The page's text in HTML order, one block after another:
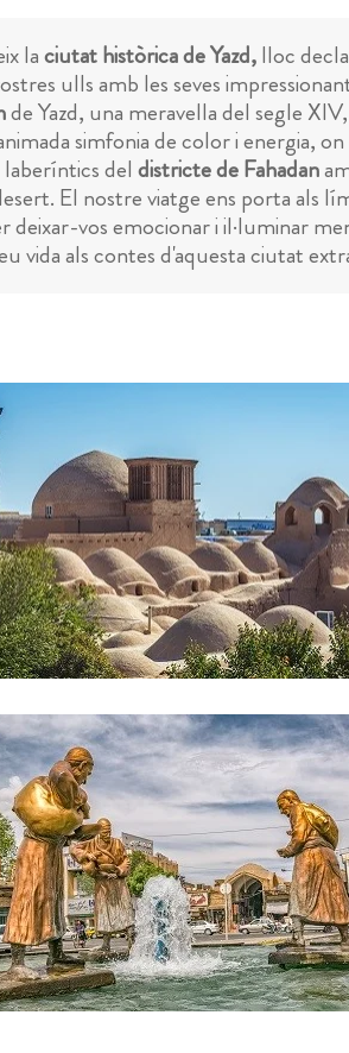
laciutat històrica de Yazd,lloc
ulls amb les seves
de Yazd, una meravella del segle
simfonia de color i energia,
del districte de Fahadan
El nostre viatge ens porta als
deixar-vos emocionar i il·luminar
vida als contes d'aquesta ciutat